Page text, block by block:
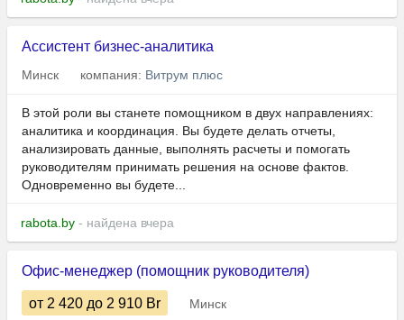
Ассистент бизнес-аналитика
Минск компания: Витрум плюс
В этой роли вы станете помощником в двух направлениях:
аналитика и координация. Вы будете делать отчеты,
анализировать данные, выполнять расчеты и помогать
руководителям принимать решения на основе фактов.
Одновременно вы будете...
rabota.by - найдена вчера
Офис-менеджер (помощник руководителя)
от 2 420 до 2 910 Br
Минск